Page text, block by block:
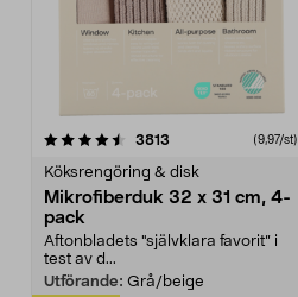
3813 (9,97/st)
Köksrengöring & disk
Mikrofiberduk 32 x 31 cm, 4-
pack
Aftonbladets "självklara favorit” i
test av d...
Utförande: Grå/beige
4.0av 5 stjärnor